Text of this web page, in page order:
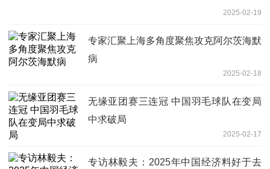
2025-02-19
专家汇聚上海多角度聚焦攻克阿尔茨海默
病
2025-02-18
无缘亚团赛三连冠 中国羽毛球队在变局
中求破局
2025-02-17
专访林毅夫：2025年中国经济料好于去